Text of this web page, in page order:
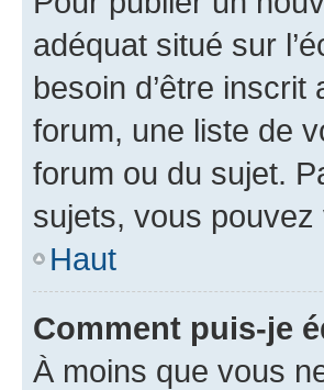
adéquat situé sur
besoin d’être
forum, une liste de
forum ou du sujet.
sujets, vous
Haut
Comment puis-je
À moins que vous